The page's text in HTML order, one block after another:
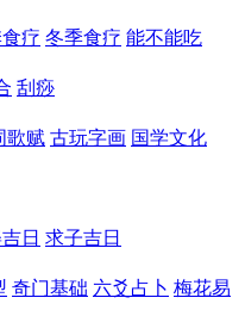
疗 冬季食疗 能不能吃
刮痧
歌赋 古玩字画 国学文化
日 求子吉日
奇门基础 六爻占卜 梅花易